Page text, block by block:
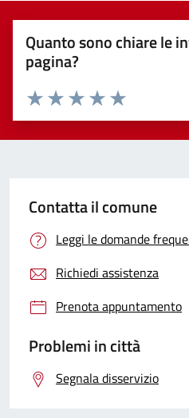
Quanto sono chiare le
pagina?
Valuta 5 stelle
Valuta 4 stelle su 5
Valuta 3 stelle su 5
Valuta 2 stelle su 5
Valuta 1 stelle su 5
Contatta il comune
Leggi le domande
Richiedi assistenza
Prenota appuntamento
Problemi in città
Segnala disservizio